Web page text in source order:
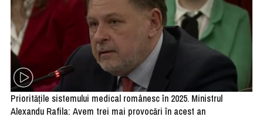
Prioritățile sistemului medical românesc în 2025. Ministrul
Alexandu Rafila: Avem trei mai provocări în acest an